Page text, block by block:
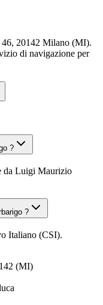
20142 Milano (MI).
di navigazione per
?
da Luigi Maurizio
?
Italiano (CSI).
(MI)